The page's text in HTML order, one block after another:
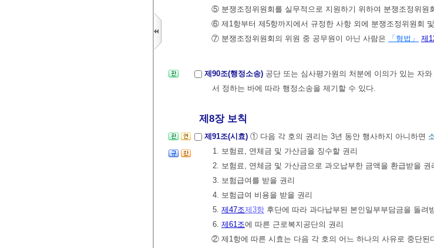
⑤ 분쟁조정위원회를 실무적으로 지원하기 위하여 분쟁조정위원
⑥ 제1항부터 제5항까지에서 규정한 사항 외에 분쟁조정위원회
⑦ 분쟁조정위원회의 위원 중 공무원이 아닌 사람은
「형법」 제
제90조(행정소송) 공단 또는 심사평가원의 처분에 이의가 있는 자와
서 정하는 바에 따라 행정소송을 제기할 수 있다.
제8장 보칙
제91조(시효) ① 다음 각 호의 권리는 3년 동안 행사하지 아니하면
1. 보험료, 연체금 및 가산금을 징수할 권리
2. 보험료, 연체금 및 가산금으로 과오납부한 금액을 환급받을 권
3. 보험급여를 받을 권리
4. 보험급여 비용을 받을 권리
5. 제47조제3항 후단에 따라 과다납부된 본인일부부담금을 돌려
6. 제61조에 따른 근로복지공단의 권리
② 제1항에 따른 시효는 다음 각 호의 어느 하나의 사유로 중단된